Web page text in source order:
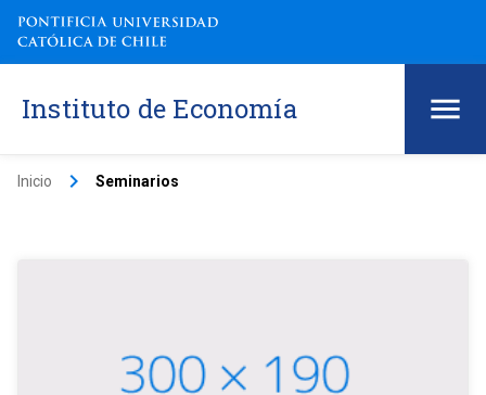
Instituto de Economía
Inicio keyboard_arrow_right Seminarios